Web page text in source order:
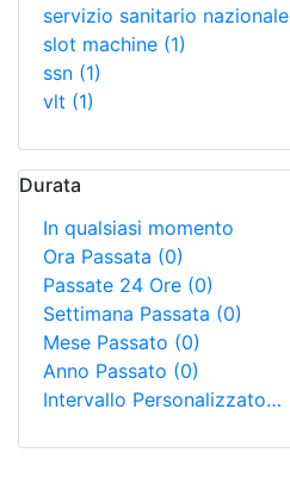
servizio sanitario nazionale
slot machine (1)
ssn (1)
vlt (1)
Durata
In qualsiasi momento
Ora Passata (0)
Passate 24 Ore (0)
Settimana Passata (0)
Mese Passato (0)
Anno Passato (0)
Intervallo Personalizzato…